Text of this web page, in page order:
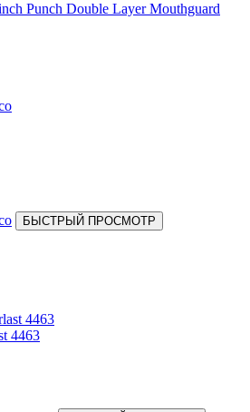
Punch Double Layer Mouthguard
БЫСТРЫЙ ПРОСМОТР
4463